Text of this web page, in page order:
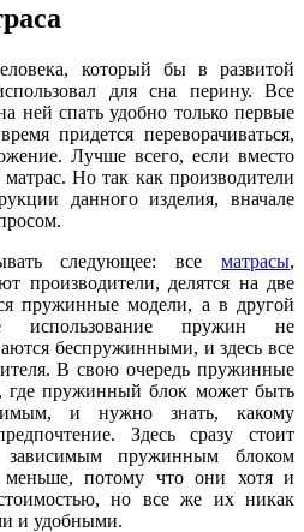
который бы в развитой
для сна перину. Все
ней спать удобно только первые
придется переворачиваться,
Лучше всего, если вместо
Но так как производители
данного изделия, вначале
следующее: все матрасы,
производители, делятся на две
пружинные модели, а в другой
использование пружин не
беспружинными, и здесь все
В свою очередь пружинные
пружинный блок может быть
и нужно знать, какому
Здесь сразу стоит
зависимым пружинным блоком
меньше, потому что они хотя и
но все же их никак
и удобными.